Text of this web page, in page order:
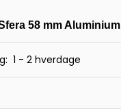
58 mm Aluminium
1 - 2 hverdage